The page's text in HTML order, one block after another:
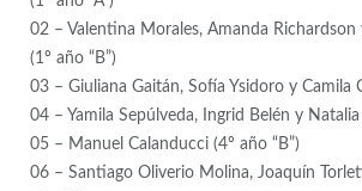
02 – Valentina Morales, Amanda Richardson
(1º año “B”)
03 – Giuliana Gaitán, Sofía Ysidoro y Camila
04 – Yamila Sepúlveda, Ingrid Belén y Natalia
05 – Manuel Calanducci (4º año “B”)
06 – Santiago Oliverio Molina, Joaquín